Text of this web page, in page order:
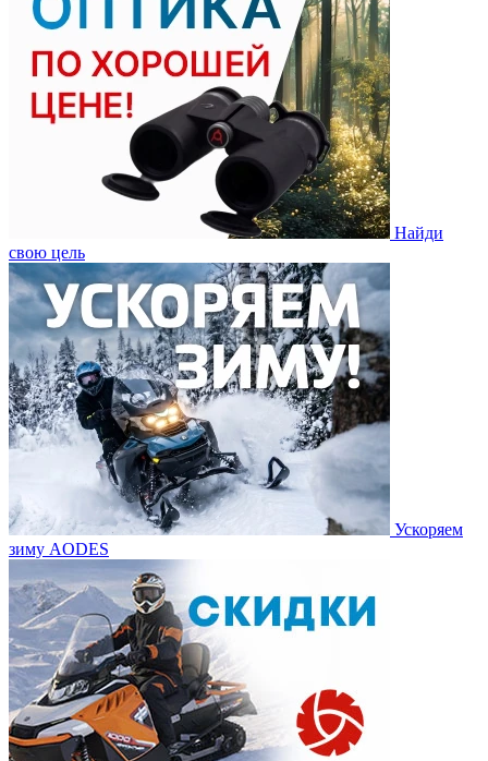
Найди
свою цель
Ускоряем
зиму AODES